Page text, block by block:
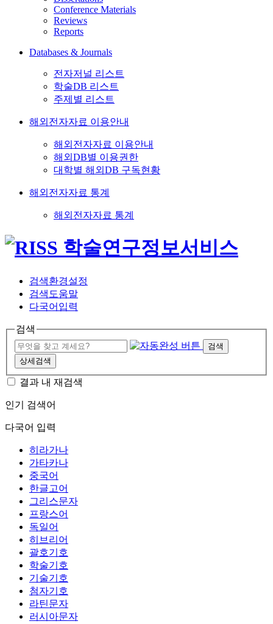
Conference Materials
Reviews
Reports
Databases & Journals
전자저널 리스트
학술DB 리스트
주제별 리스트
해외전자자료 이용안내
해외전자자료 이용안내
해외DB별 이용권한
대학별 해외DB 구독현황
해외전자자료 통계
해외전자자료 통계
검색환경설정
검색도움말
다국어입력
검색
검색
상세검색
결과 내 재검색
인기 검색어
다국어 입력
히라가나
가타카나
중국어
한글고어
그리스문자
프랑스어
독일어
히브리어
괄호기호
학술기호
기술기호
첨자기호
라틴문자
러시아문자